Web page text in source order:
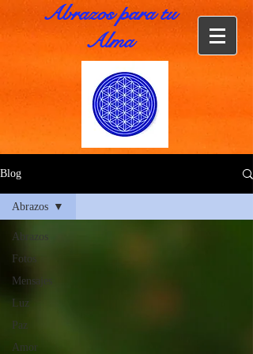
Abrazos para tu
Alma
Blog
Abrazos
Fotos
Mensajes
Luz
Paz
Amor
Abrazos